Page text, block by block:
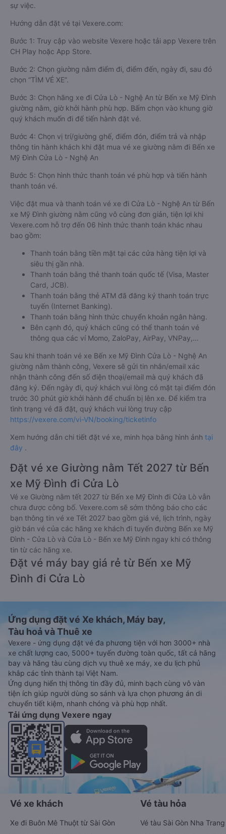
sự việc.
Hướng dẫn đặt vé tại Vexere.com:
Bước 1: Truy cập vào website Vexere hoặc tải app Vexere trên
CH Play hoặc App Store.
Bước 2: Chọn giường nằm điểm đi, điểm đến, ngày đi, sau đó
chọn “TÌM VÉ XE”.
Bước 3: Chọn hãng xe đi Cửa Lò - Nghệ An từ Bến xe Mỹ Đình
giường nằm, giờ khởi hành phù hợp. Bấm chọn vào khung giờ
quý khách muốn đi để tiến hành đặt vé.
Bước 4: Chọn vị trí/giường ghế, điểm đón, điểm trả và nhập
thông tin hành khách khi đặt mua vé xe giường nằm đi Bến xe
Mỹ Đình Cửa Lò - Nghệ An
Bước 5: Chọn hình thức thanh toán vé phù hợp và tiến hành
thanh toán vé.
Việc đặt mua và thanh toán vé xe đi Cửa Lò - Nghệ An từ Bến
xe Mỹ Đình giường nằm cũng vô cùng đơn giản, tiện lợi khi
Vexere.com hỗ trợ đến 06 hình thức thanh toán khác nhau
bao gồm:
Thanh toán bằng tiền mặt tại các cửa hàng tiện lợi và
siêu thị gần nhà.
Thanh toán bằng thẻ thanh toán quốc tế (Visa, Master
Card, JCB).
Thanh toán bằng thẻ ATM đã đăng ký thanh toán trực
tuyến (Internet Banking).
Thanh toán bằng hình thức chuyển khoản ngân hàng.
Bên cạnh đó, quý khách cũng có thể thanh toán vé
thông qua các ví Momo, ZaloPay, AirPay, VNPay,…
Sau khi thanh toán vé xe Bến xe Mỹ Đình Cửa Lò - Nghệ An
giường nằm thành công, Vexere sẽ gửi tin nhắn/email xác
nhận thành công đến số điện thoại/email mà quý khách đã
đăng ký. Đến ngày đi, quý khách vui lòng có mặt tại điểm đón
trước 30 phút giờ khởi hành để chuẩn bị lên xe. Để kiểm tra
tình trạng vé đã đặt, quý khách vui lòng truy cập
https://vexere.com/vi-VN/booking/ticketinfo
Xem hướng dẫn chi tiết đặt vé xe, minh họa bằng hình ảnh tại
đây .
Đặt vé xe Giường nằm Tết 2027 từ Bến
xe Mỹ Đình đi Cửa Lò
Vé xe Giường nằm tết 2027 từ Bến xe Mỹ Đình đi Cửa Lò vẫn
chưa được công bố. Vexere.com sẽ sớm thông báo cho các
bạn thông tin vé xe Tết 2027 bao gồm giá vé, lịch trình, ngày
giờ bán vé của các hãng xe khách đi tuyến đường Bến xe Mỹ
Đình - Cửa Lò và Cửa Lò - Bến xe Mỹ Đình ngay khi có thông
tin từ các hãng xe.
Đặt vé máy bay giá rẻ từ Bến xe Mỹ
Đình đi Cửa Lò
Ứng dụng đặt vé Xe khách, Máy bay,
Tàu hoả và Thuê xe
Vexere - ứng dụng đặt vé đa phương tiện với hơn 3000+ nhà
xe chất lượng cao, 5000+ tuyến đường toàn quốc, tất cả hãng
bay và hãng tàu cùng dịch vụ thuê xe máy, xe du lịch phủ
khắp các tỉnh thành tại Việt Nam.
Ứng dụng hiển thị thông tin đầy đủ, minh bạch cùng vô vàn
tiện ích giúp người dùng so sánh và lựa chọn phương án di
chuyển tiết kiệm, nhanh chóng và phù hợp nhất.
Tải ứng dụng Vexere ngay
Vé xe khách
Xe đi Buôn Mê Thuột từ Sài Gòn
Vé tàu hỏa
Vé tàu Sài Gòn Nha Trang